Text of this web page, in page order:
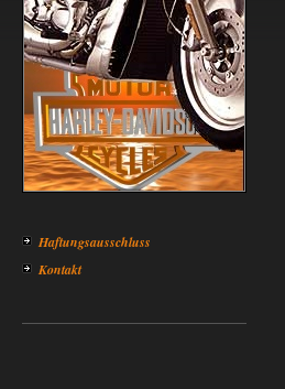
Haftungsausschluss
Kontakt